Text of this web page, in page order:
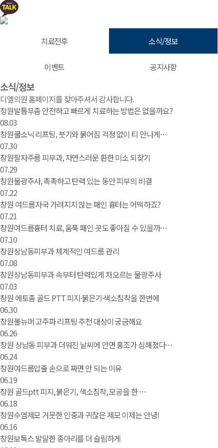
치료전후 소식/정보
이벤트 공지사항
소식/정보 | 창원 피부과 디엘의원
소식/정보
디엘의원 홈페이지를 찾아주셔서 감사합니다.
창원발톱무좀 안전하고 빠르게 치료하는 방법은 없을까요?
08.03
창원쿨소닉 리프팅, 붓기와 붉어짐 걱정 없이 티 안나게…
07.30
창원팔자주름 피부과, 자연스러운 환한 미소 되찾기
07.29
창원물광주사, 촉촉하고 탄력 있는 동안 피부의 비결
07.22
창원 여드름자국 가려지지 않는 패인 흉터는 어떡하죠?
07.21
창원여드름흉터 치료, 움푹 패인 곳도 좋아질 수 있을까…
07.10
창원상남동피부과 체계적인 여드름 관리
07.08
창원상남동피부과 속부터 탄력있게 차오르는 물광주사
07.03
창원 에토좀 골드 PTT 피지·붉은기·색소침착을 한번에
06.30
창원볼뉴머 고주파 리프팅 추천 대상이 궁금해요
06.26
창원 상남동 피부과 더워진 날씨에 안면 홍조가 심해졌다…
06.24
창원여드름압출 손으로 짜면 안 되는 이유
06.19
창원 골드ptt 피지, 붉은기, 색소침착, 모공을 한 …
06.18
창원수염제모 거뭇한 인중과 귀찮은 제모 이제는 안녕!
06.16
창원보톡스 발달한 종아리를 더 슬림하게